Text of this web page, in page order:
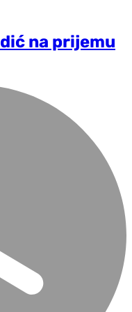
na prijemu